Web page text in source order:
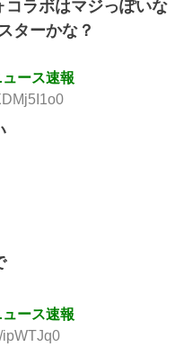
コラボはマジっぽいな
ターかな？
ース速報
ース速報
ipWTJq0